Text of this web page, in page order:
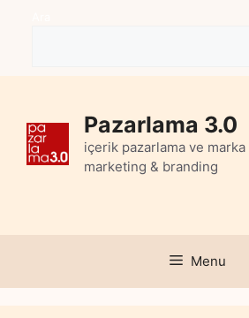
Pazarlama 3.0
içerik pazarlama ve
marketing & branding
Menu